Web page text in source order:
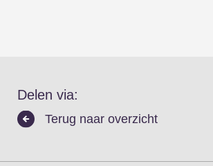
Delen via:
Terug naar overzicht